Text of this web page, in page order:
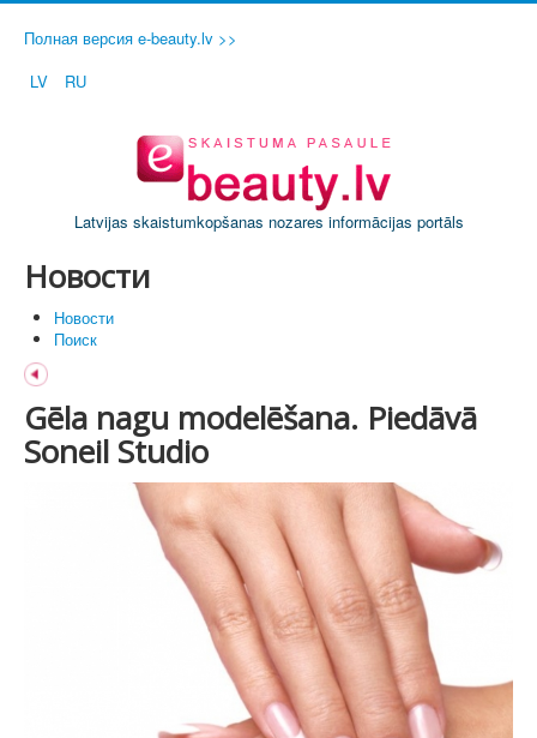
Полная версия e-beauty.lv >>
LV
RU
Latvijas skaistumkopšanas nozares informācijas portāls
Новости
Новости
Поиск
Gēla nagu modelēšana. Piedāvā
Soneil Studio